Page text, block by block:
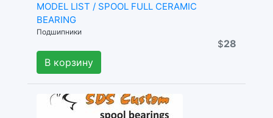
MODEL LIST / SPOOL FULL CERAMIC
BEARING
Подшипники
$28
В корзину